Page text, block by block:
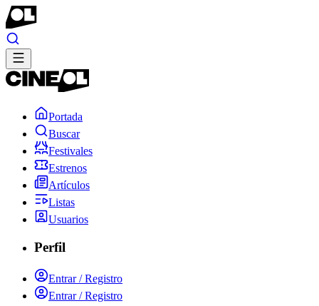
Portada
Buscar
Festivales
Estrenos
Artículos
Listas
Usuarios
Perfil
Entrar / Registro
Entrar / Registro